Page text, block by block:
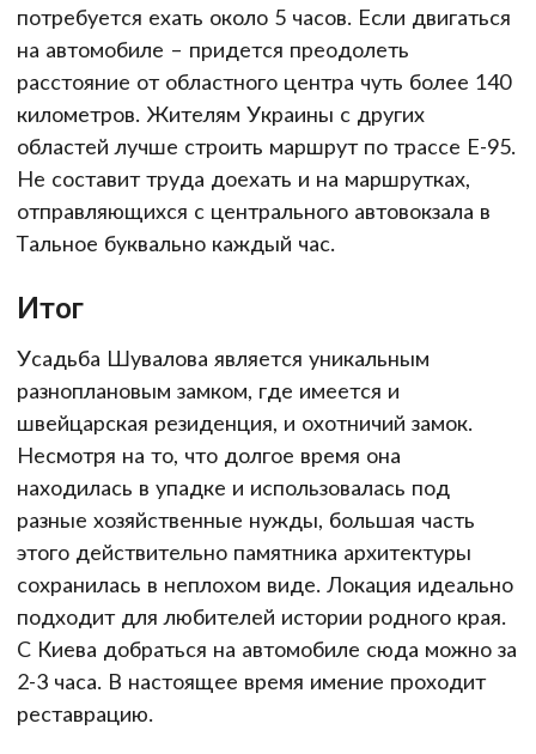
потребуется ехать около 5 часов. Если двигаться
на автомобиле – придется преодолеть
расстояние от областного центра чуть более 140
километров. Жителям Украины с других
областей лучше строить маршрут по трассе Е-95.
Не составит труда доехать и на маршрутках,
отправляющихся с центрального автовокзала в
Тальное буквально каждый час.
Итог
Усадьба Шувалова является уникальным
разноплановым замком, где имеется и
швейцарская резиденция, и охотничий замок.
Несмотря на то, что долгое время она
находилась в упадке и использовалась под
разные хозяйственные нужды, большая часть
этого действительно памятника архитектуры
сохранилась в неплохом виде. Локация идеально
подходит для любителей истории родного края.
С Киева добраться на автомобиле сюда можно за
2-3 часа. В настоящее время имение проходит
реставрацию.